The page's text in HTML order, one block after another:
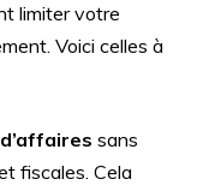
limiter votre
Voici celles à
sans
fiscales. Cela